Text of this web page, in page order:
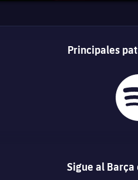
Principales
Sigue al